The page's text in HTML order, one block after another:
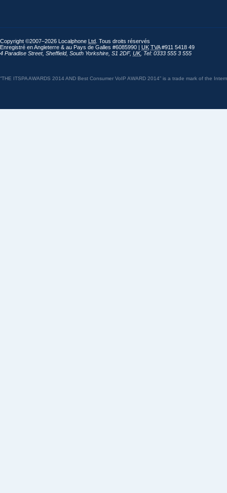
Copyright ©2007–2026 Localphone Ltd . Tous droits réservés
Enregistré en Angleterre & au Pays de Galles #6085990 | UK TVA#911 5418 49
4 Paradise Street, Sheffield, South Yorkshire S1 2DF, UK, Tel: 0333 555 3 555
“THE ITSPA AWARDS 2014 AND Best Consumer VoIP AWARD 2014” is a trade mark of the